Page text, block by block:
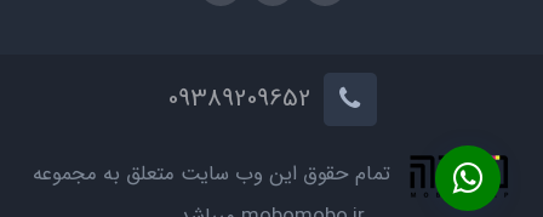
تمام حقوق این وب سایت متعلق به مجموعه